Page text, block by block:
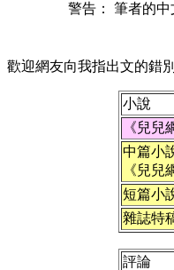
警告： 筆者的中
歡迎網友向我指出文的錯
小說
《兒兒
中篇小
《兒兒
短篇小
雜誌特
評論